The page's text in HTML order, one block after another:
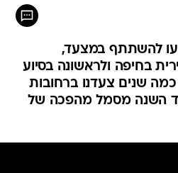
הגיעו להשתתף במצעד,
בחיפה ולראשונה בסיוע
שנים צעדנו ברחובות
השנה מסמל מהפכה של